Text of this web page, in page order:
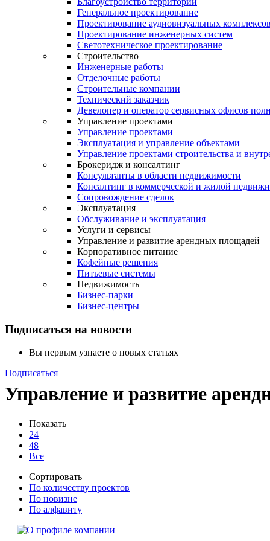
Генеральное проектирование
Проектирование аудиовизуальных
Проектирование инженерных систем
Светотехническое проектирование
Строительство
Инженерные работы
Отделочные работы
Строительные компании
Технический заказчик
Девелопер и оператор сервисных офисов
Управление проектами
Управление проектами
Эксплуатация и управление объектами
Управление проектами строительства и
Брокеридж и консалтинг
Консультанты в области недвижимости
Консалтинг в коммерческой и жилой
Сопровождение сделок
Эксплуатация
Обслуживание и эксплуатация
Услуги и сервисы
Управление и развитие арендных площадей
Корпоративное питание
Кофейные решения
Питьевые системы
Недвижимость
Бизнес-парки
Бизнес-центры
Подписаться на новости
Вы первым узнаете о новых статьях
Подписаться
Управление и развитие
Показать
24
48
Все
Сортировать
По количеству проектов
По новизне
По алфавиту